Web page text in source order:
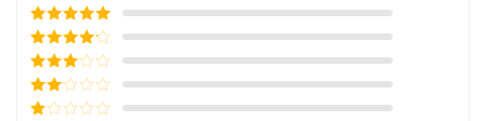
5/ 5 điểm
4/ 5
điểm
3/ 5
điểm
2/